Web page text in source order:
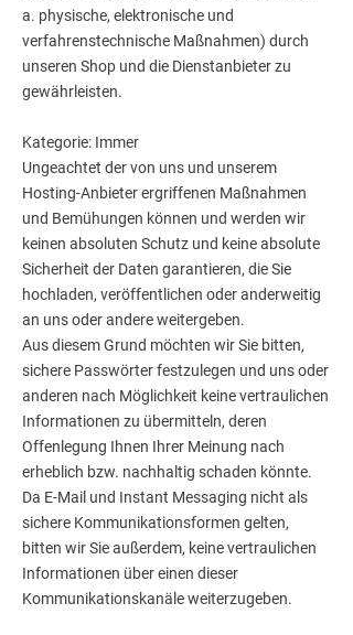
a. physische, elektronische und
verfahrenstechnische Maßnahmen) durch
unseren Shop und die Dienstanbieter zu
gewährleisten.
Kategorie: Immer
Ungeachtet der von uns und unserem
Hosting-Anbieter ergriffenen Maßnahmen
und Bemühungen können und werden wir
keinen absoluten Schutz und keine absolute
Sicherheit der Daten garantieren, die Sie
hochladen, veröffentlichen oder anderweitig
an uns oder andere weitergeben.
Aus diesem Grund möchten wir Sie bitten,
sichere Passwörter festzulegen und uns oder
anderen nach Möglichkeit keine vertraulichen
Informationen zu übermitteln, deren
Offenlegung Ihnen Ihrer Meinung nach
erheblich bzw. nachhaltig schaden könnte.
Da E-Mail und Instant Messaging nicht als
sichere Kommunikationsformen gelten,
bitten wir Sie außerdem, keine vertraulichen
Informationen über einen dieser
Kommunikationskanäle weiterzugeben.